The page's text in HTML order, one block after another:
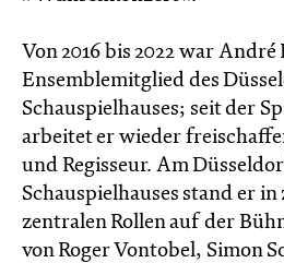
Von 2016 bis 2022 war
Ensemblemitglied des
Schauspielhauses; seit der
arbeitet er wieder
und Regisseur. Am
Schauspielhauses stand er
zentralen Rollen auf der
von Roger Vontobel, Simon